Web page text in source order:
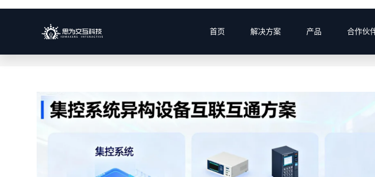
首页 解决方案 产品 合作伙
每月存档:12月 2025